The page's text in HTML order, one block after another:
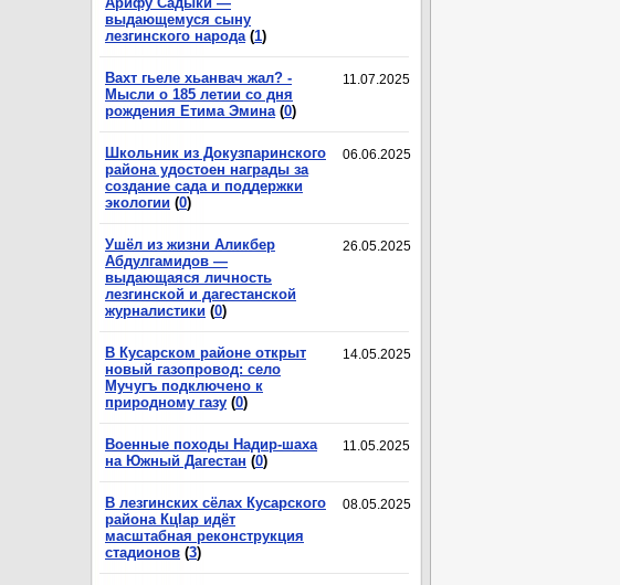
выдающемуся сыну
лезгинского народа (1)
11.07.2025
Вахт гьеле хьанвач жал? -
Мысли о 185 летии со дня
рождения Етима Эмина (0)
06.06.2025
Школьник из Докузпаринского
района удостоен награды за
создание сада и поддержки
экологии (0)
26.05.2025
Ушёл из жизни Аликбер
Абдулгамидов —
выдающаяся личность
лезгинской и дагестанской
журналистики (0)
14.05.2025
В Кусарском районе открыт
новый газопровод: село
Мучугъ подключено к
природному газу (0)
11.05.2025
Военные походы Надир-шаха
на Южный Дагестан (0)
08.05.2025
В лезгинских сёлах Кусарского
района КцIар идёт
масштабная реконструкция
стадионов (3)